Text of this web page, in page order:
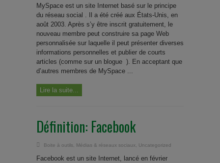
MySpace est un site Internet basé sur le principe
du réseau social . Il a été créé aux États-Unis, en
août 2003. Après s’y être inscrit gratuitement, le
nouveau membre peut construire sa page Web
personnalisée sur laquelle il peut présenter diverses
informations personnelles et publier de courts
articles (comme sur un blogue ). En acceptant que
d’autres membres de MySpace ...
Lire la suite...
Définition: Facebook
Boite à outils Médias & réseaux sociaux Uncategorized
Facebook est un site Internet, lancé en février